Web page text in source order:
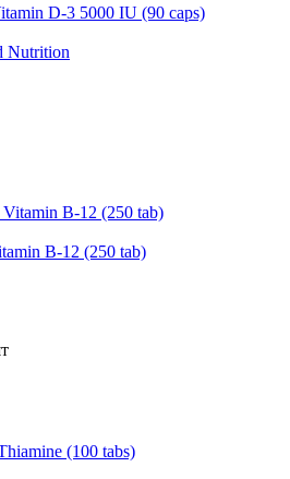
D-3 5000 IU (90 caps)
Nutrition
B-12 (250 tab)